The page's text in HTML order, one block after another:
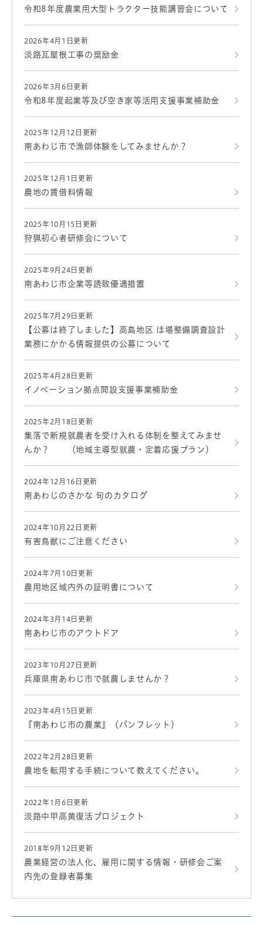
令和8年度農業用大型トラクター技能講習会について
2026年4月1日更新
淡路瓦屋根工事の奨励金
2026年3月6日更新
令和8年度起業等及び空き家等活用支援事業補助金
2025年12月12日更新
南あわじ市で漁師体験をしてみませんか？
2025年12月1日更新
農地の賃借料情報
2025年10月15日更新
狩猟初心者研修会について
2025年9月24日更新
南あわじ市企業等誘致優遇措置
2025年7月29日更新
【公募は終了しました】高島地区 ほ場整備調査設計
業務にかかる情報提供の公募について
2025年4月28日更新
イノベーション拠点開設支援事業補助金
2025年2月18日更新
集落で新規就農者を受け入れる体制を整えてみませ
んか？ （地域主導型就農・定着応援プラン）
2024年12月16日更新
南あわじのさかな 旬のカタログ
2024年10月22日更新
有害鳥獣にご注意ください
2024年7月10日更新
農用地区域内外の証明書について
2024年3月14日更新
南あわじ市のアウトドア
2023年10月27日更新
兵庫県南あわじ市で就農しませんか？
2023年4月15日更新
『南あわじ市の農業』（パンフレット）
2022年2月28日更新
農地を転用する手続について教えてください。
2022年1月6日更新
淡路中甲高黄復活プロジェクト
2018年9月12日更新
農業経営の法人化、雇用に関する情報・研修会ご案
内先の登録者募集